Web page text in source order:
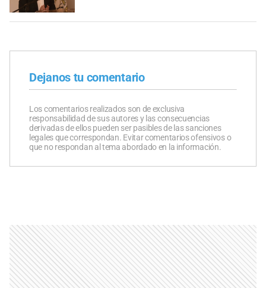
Dejanos tu comentario
Los comentarios realizados son de exclusiva
responsabilidad de sus autores y las consecuencias
derivadas de ellos pueden ser pasibles de las sanciones
legales que correspondan. Evitar comentarios ofensivos o
que no respondan al tema abordado en la información.